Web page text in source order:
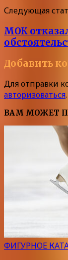
Следующая
МОК
Добавить
Для отправки
авторизоваться.
ВАМ МОЖЕТ
ФИГУРНОЕ